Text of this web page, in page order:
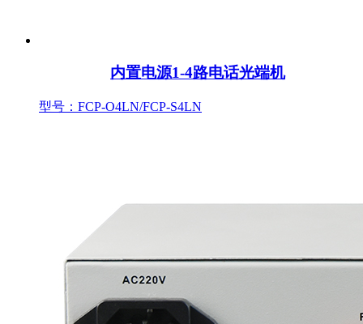
内置电源1-4路电话光端机
型号：FCP-O4LN/FCP-S4LN